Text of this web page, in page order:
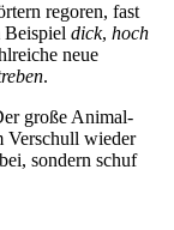
regoren, fast
Beispiel dick, hoch
neue
.
große Animal-
Verschull wieder
sondern schuf